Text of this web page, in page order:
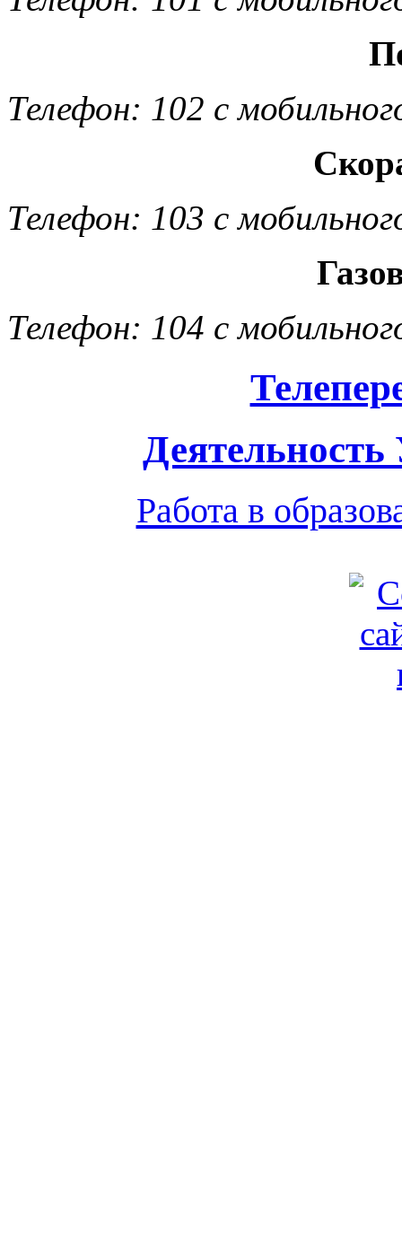
Телефон: 102 с
Телефон: 103 с
Телефон: 104 с
Работа в